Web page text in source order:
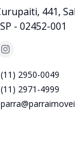
441,
- 02452-001
(11) 2950-0049
(11) 2971-4999